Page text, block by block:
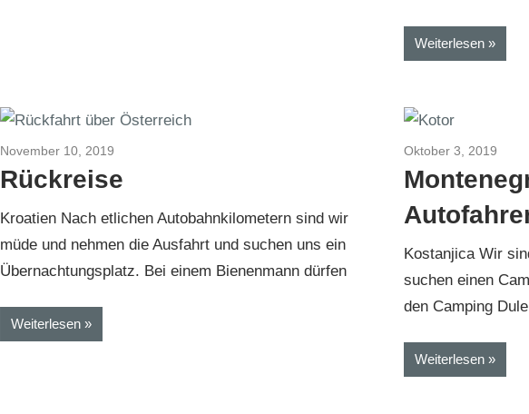
Weiterlesen
November 10, 2019
Rückreise
Kroatien Nach etlichen Autobahnkilometern sind wir
müde und nehmen die Ausfahrt und suchen uns ein
Übernachtungsplatz. Bei einem Bienenmann dürfen
Weiterlesen
Oktober 3, 2019
Kostanjica Wir
suchen einen
den Camping
Weiterlesen